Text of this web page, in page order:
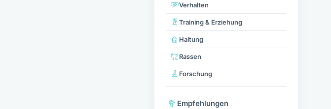
Verhalten
Training & Erziehung
Haltung
Rassen
Forschung
Empfehlungen